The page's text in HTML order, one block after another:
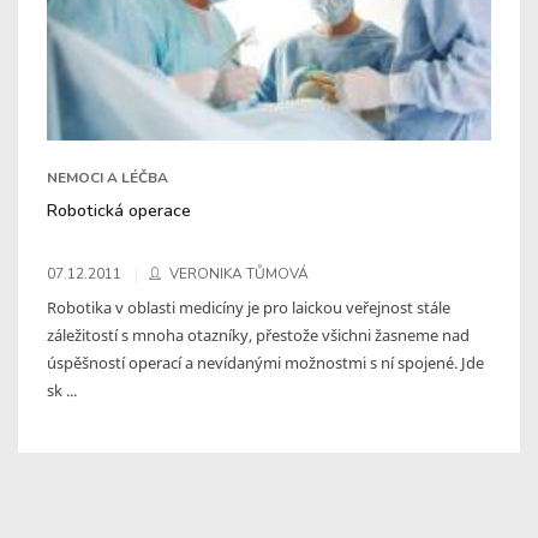
NEMOCI A LÉČBA
Robotická operace
07.12.2011 VERONIKA TŮMOVÁ
Robotika v oblasti medicíny je pro laickou veřejnost stále
záležitostí s mnoha otazníky, přestože všichni žasneme nad
úspěšností operací a nevídanými možnostmi s ní spojené. Jde
sk ...